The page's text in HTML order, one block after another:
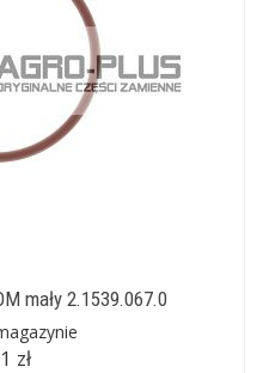
mały 2.1539.067.0
zł